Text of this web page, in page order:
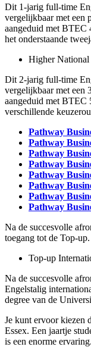
Dit 1-jarig full-time
vergelijkbaar met een
aangeduid met BTEC
het onderstaande
Higher
Dit 2-jarig full-time
vergelijkbaar met een
aangeduid met BTEC
verschillende
Pathway
Pathway
Pathway
Pathway
Pathway
Pathway
Pathway
Pathway
Na de succesvolle
toegang tot de Top-up.
Top-up
Na de succesvolle
Engelstalig
degree van de
Je kunt ervoor kiezen
Essex. Een jaartje
is een enorme ervaring.